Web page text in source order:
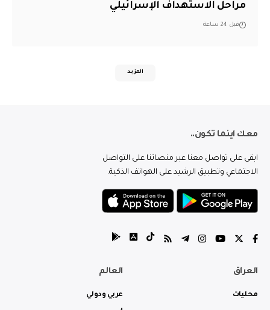
مراحل الاستهداف الإسرائيلي
قبل 24 ساعة
المزيد
معك اينما تكون..
ابقى على تواصل معنا عبر منصاتنا على التواصل
الاجتماعي وتطبيق الرشيد على الهواتف الذكية.
العراق
محليات
العالم
عربي ودولي